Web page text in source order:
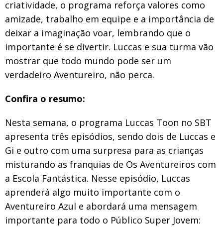
criatividade, o programa reforça valores como
amizade, trabalho em equipe e a importância de
deixar a imaginação voar, lembrando que o
importante é se divertir. Luccas e sua turma vão
mostrar que todo mundo pode ser um
verdadeiro Aventureiro, não perca.
Confira o resumo:
Nesta semana, o programa Luccas Toon no SBT
apresenta três episódios, sendo dois de Luccas e
Gi e outro com uma surpresa para as crianças
misturando as franquias de Os Aventureiros com
a Escola Fantástica. Nesse episódio, Luccas
aprenderá algo muito importante com o
Aventureiro Azul e abordará uma mensagem
importante para todo o Público Super Jovem: